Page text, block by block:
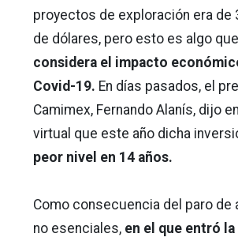
proyectos de exploración era de
de dólares, pero esto es algo que
considera el impacto
Covid-19. En días pasados, el
Camimex, Fernando Alanís, dijo
virtual que este año dicha
peor nivel en 14 años.
Como consecuencia del paro de
no esenciales, en el que entró